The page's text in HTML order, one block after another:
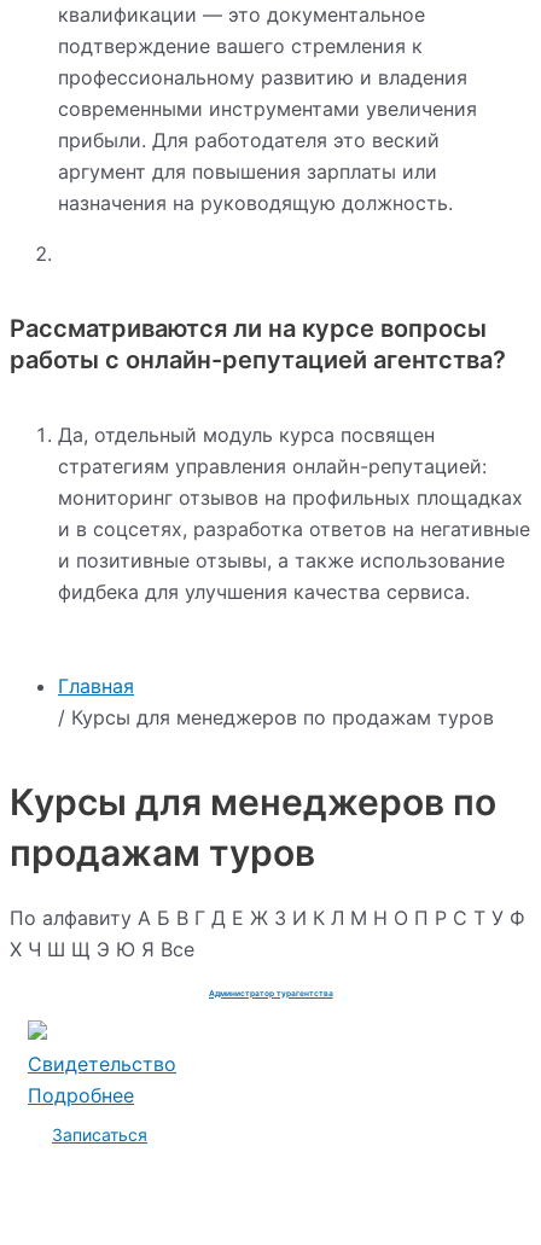
Главная
/ Курсы для менеджеров по продажам туров
Курсы для менеджеров по
продажам туров
По алфавиту А Б В Г Д Е Ж З И К Л М Н О П Р С Т У Ф
Х Ч Ш Щ Э Ю Я Все
Администратор турагентства
Свидетельство
Подробнее
Записаться
квалификации — это документальное
подтверждение вашего стремления к
профессиональному развитию и владения
современными инструментами увеличения
прибыли. Для работодателя это веский
аргумент для повышения зарплаты или
назначения на руководящую должность.
Рассматриваются ли на курсе вопросы
работы с онлайн-репутацией агентства?
Да, отдельный модуль курса посвящен
стратегиям управления онлайн-репутацией:
мониторинг отзывов на профильных площадках
и в соцсетях, разработка ответов на негативные
и позитивные отзывы, а также использование
фидбека для улучшения качества сервиса.